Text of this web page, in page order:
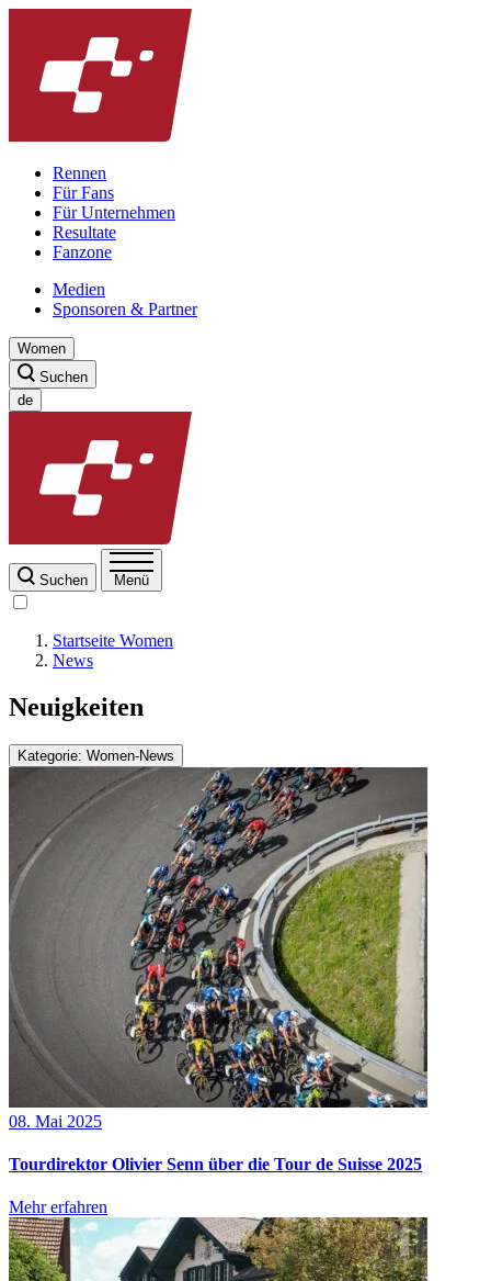
Rennen
Für Fans
Für Unternehmen
Resultate
Fanzone
Medien
Sponsoren & Partner
Women
Suchen
de
Suchen Menü
Startseite Women
News
Neuigkeiten
Kategorie: Women-News
08. Mai 2025
Tourdirektor Olivier Senn über die Tour de Suisse 2025
Mehr erfahren